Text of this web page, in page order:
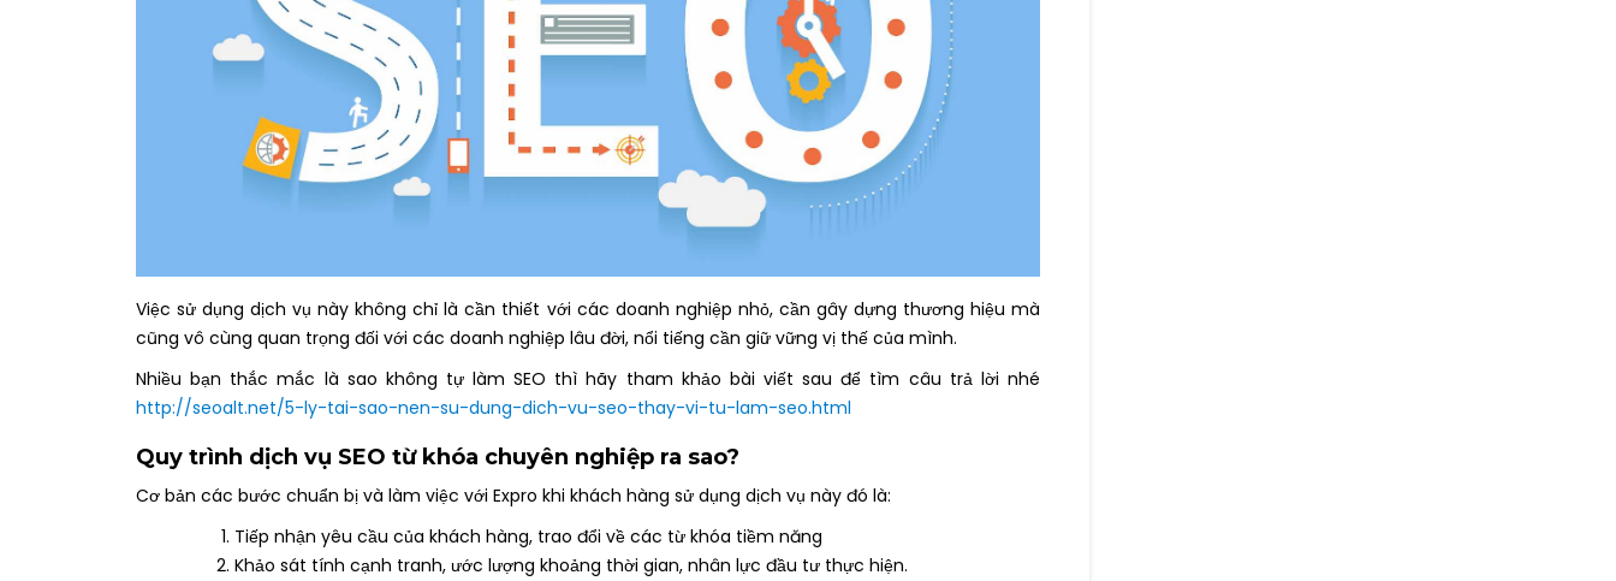
Việc sử dụng dịch vụ này không chỉ là cần thiết với các doanh nghiệp nhỏ, cần gây dựng thương hiệu mà
cũng vô cùng quan trọng đối với các doanh nghiệp lâu đời, nổi tiếng cần giữ vững vị thế của mình.
Nhiều bạn thắc mắc là sao không tự làm SEO thì hãy tham khảo bài viết sau để tìm câu trả lời nhé
http://seoalt.net/5-ly-tai-sao-nen-su-dung-dich-vu-seo-thay-vi-tu-lam-seo.html
Quy trình dịch vụ SEO từ khóa chuyên nghiệp ra sao?
Cơ bản các bước chuẩn bị và làm việc với Expro khi khách hàng sử dụng dịch vụ này đó là:
Tiếp nhận yêu cầu của khách hàng, trao đổi về các từ khóa tiềm năng
Khảo sát tính cạnh tranh, ước lượng khoảng thời gian, nhân lực đầu tư thực hiện.